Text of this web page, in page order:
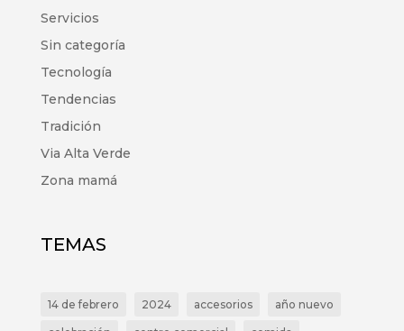
Servicios
Sin categoría
Tecnología
Tendencias
Tradición
Via Alta Verde
Zona mamá
TEMAS
14 de febrero 2024 accesorios año nuevo